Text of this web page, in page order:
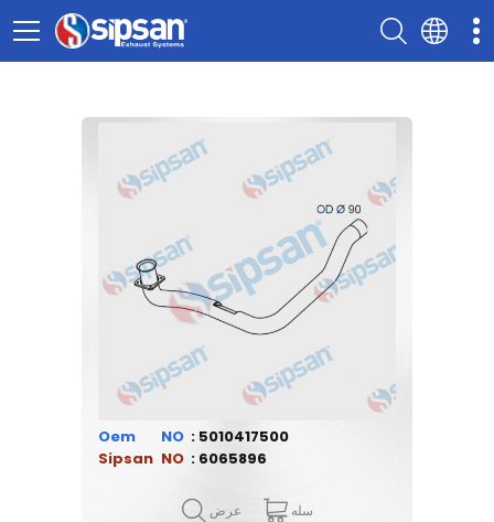
Oem
5010417500
Sipsan
6065896
عرض سله